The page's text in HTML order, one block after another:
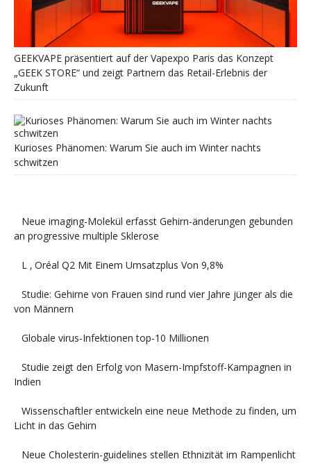
GEEKVAPE präsentiert auf der Vapexpo Paris das Konzept
„GEEK STORE“ und zeigt Partnern das Retail-Erlebnis der
Zukunft
Kurioses Phänomen: Warum Sie auch im Winter nachts
schwitzen
Neue imaging-Molekül erfasst Gehirn-änderungen gebunden
an progressive multiple Sklerose
L ‚ Oréal Q2 Mit Einem Umsatzplus Von 9,8%
Studie: Gehirne von Frauen sind rund vier Jahre jünger als die
von Männern
Globale virus-Infektionen top-10 Millionen
Studie zeigt den Erfolg von Masern-Impfstoff-Kampagnen in
Indien
Wissenschaftler entwickeln eine neue Methode zu finden, um
Licht in das Gehirn
Neue Cholesterin-guidelines stellen Ethnizität im Rampenlicht